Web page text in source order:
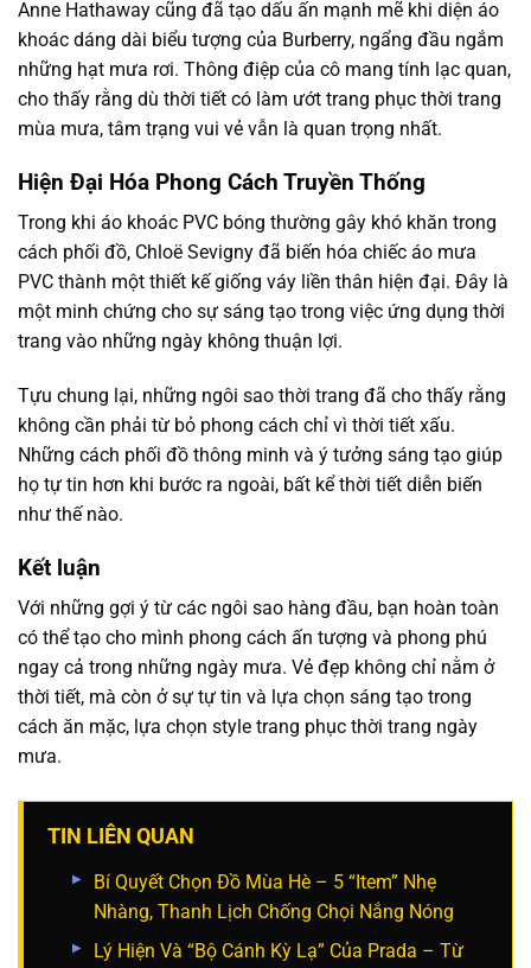
Anne Hathaway cũng đã tạo dấu ấn mạnh mẽ khi diện áo
khoác dáng dài biểu tượng của Burberry, ngẩng đầu ngắm
những hạt mưa rơi. Thông điệp của cô mang tính lạc quan,
cho thấy rằng dù thời tiết có làm ướt trang phục thời trang
mùa mưa, tâm trạng vui vẻ vẫn là quan trọng nhất.
Hiện Đại Hóa Phong Cách Truyền Thống
Trong khi áo khoác PVC bóng thường gây khó khăn trong
cách phối đồ, Chloë Sevigny đã biến hóa chiếc áo mưa
PVC thành một thiết kế giống váy liền thân hiện đại. Đây là
một minh chứng cho sự sáng tạo trong việc ứng dụng thời
trang vào những ngày không thuận lợi.
Tựu chung lại, những ngôi sao thời trang đã cho thấy rằng
không cần phải từ bỏ phong cách chỉ vì thời tiết xấu.
Những cách phối đồ thông minh và ý tưởng sáng tạo giúp
họ tự tin hơn khi bước ra ngoài, bất kể thời tiết diễn biến
như thế nào.
Kết luận
Với những gợi ý từ các ngôi sao hàng đầu, bạn hoàn toàn
có thể tạo cho mình phong cách ấn tượng và phong phú
ngay cả trong những ngày mưa. Vẻ đẹp không chỉ nằm ở
thời tiết, mà còn ở sự tự tin và lựa chọn sáng tạo trong
cách ăn mặc, lựa chọn style trang phục thời trang ngày
mưa.
TIN LIÊN QUAN
Bí Quyết Chọn Đồ Mùa Hè – 5 “Item” Nhẹ
Nhàng, Thanh Lịch Chống Chọi Nắng Nóng
Lý Hiện Và “Bộ Cánh Kỳ Lạ” Của Prada – Từ